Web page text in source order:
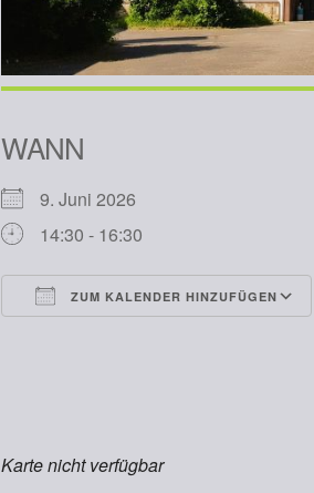
WANN
9. Juni 2026
14:30 - 16:30
ZUM KALENDER HINZUFÜGEN
Karte nicht verfügbar